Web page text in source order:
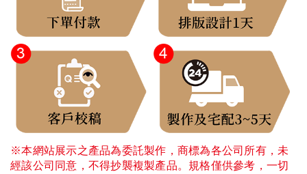
※本網站展示之產品為委託製作，商標為各公司所有，未
經該公司同意，不得抄襲複製產品。規格僅供參考，一切